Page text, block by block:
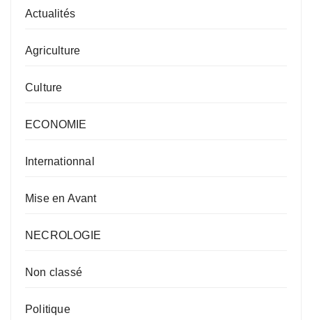
Actualités
Agriculture
Culture
ECONOMIE
Internationnal
Mise en Avant
NECROLOGIE
Non classé
Politique